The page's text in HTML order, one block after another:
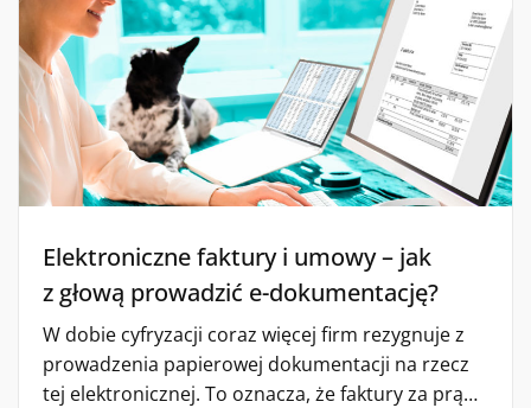
Elektroniczne faktury i umowy – jak
z głową prowadzić e-dokumentację?
W dobie cyfryzacji coraz więcej firm rezygnuje z
prowadzenia papierowej dokumentacji na rzecz
tej elektronicznej. To oznacza, że faktury za prąd